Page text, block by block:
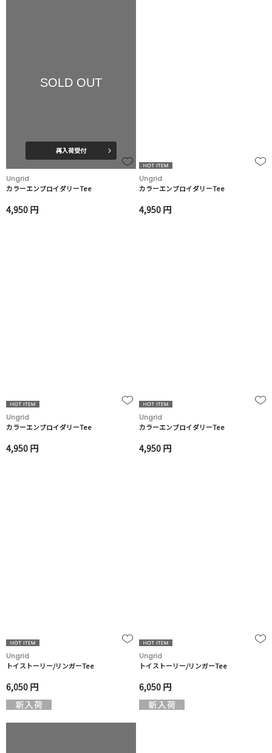
SOLD OUT
再入荷受付
Ungrid
カラーエンブロイダリーTee
4,950 円
Ungrid
カラーエンブロイダリーTee
4,950 円
Ungrid
カラーエンブロイダリーTee
4,950 円
Ungrid
カラーエンブロイダリーTee
4,950 円
Ungrid
トイストーリー/リンガーTee
6,050 円
Ungrid
トイストーリー/リンガーTee
6,050 円